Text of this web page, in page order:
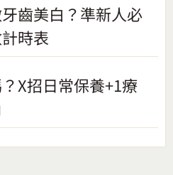
齒美白？準新人必
時表
X招日常保養+1療